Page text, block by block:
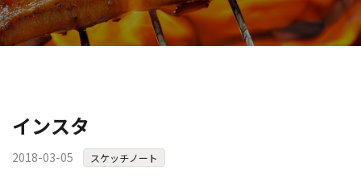
採用情報
資料ダウンロード
コンテストを主催される方へ
公募運営SaaS 「Kouboプランナー」
インスタ
2018-03-05 スケッチノート